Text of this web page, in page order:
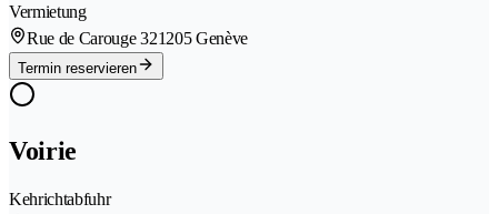
Vermietung
Rue de Carouge 321205 Genève
Termin reservieren
Voirie
Kehrichtabfuhr